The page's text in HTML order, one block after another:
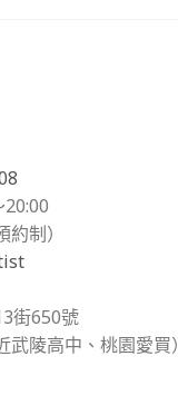
約制）
街650號
武陵高中、桃園愛買）